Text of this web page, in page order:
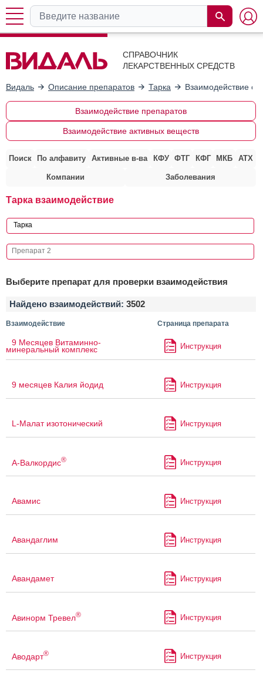
СПРАВОЧНИК
ЛЕКАРСТВЕННЫХ СРЕДСТВ
Видаль Описание препаратов Тарка Взаимодействие с
Взаимодействие препаратов
Взаимодействие активных веществ
Поиск По алфавиту Активные в-ва КФУ ФТГ КФГ МКБ АТХ
Компании Заболевания
Тарка взаимодействие
Выберите препарат для проверки взаимодействия
Найдено взаимодействий: 3502
Взаимодействие Страница препарата
9 Месяцев Витаминно-
минеральный комплекс Инструкция
9 месяцев Калия йодид Инструкция
L-Малат изотонический Инструкция
А-Валкордис® Инструкция
Авамис Инструкция
Авандаглим Инструкция
Авандамет Инструкция
Авинорм Тревел® Инструкция
Аводарт® Инструкция